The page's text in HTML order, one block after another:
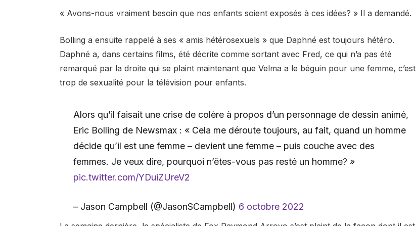
« Avons-nous vraiment besoin que nos enfants soient exposés à ces idées? » Il a demandé.
Bolling a ensuite rappelé à ses « amis hétérosexuels » que Daphné est toujours hétéro.
Daphné a, dans certains films, été décrite comme sortant avec Fred, ce qui n’a pas été
remarqué par la droite qui se plaint maintenant que Velma a le béguin pour une femme, c’est
trop de sexualité pour la télévision pour enfants.
Alors qu’il faisait une crise de colère à propos d’un personnage de dessin animé,
Eric Bolling de Newsmax : « Cela me déroute toujours, au fait, quand un homme
décide qu’il est une femme – devient une femme – puis couche avec des
femmes. Je veux dire, pourquoi n’êtes-vous pas resté un homme? »
pic.twitter.com/YDuiZUreV2
– Jason Campbell (@JasonSCampbell) 6 octobre 2022